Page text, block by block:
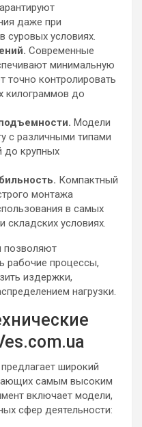
даже при
суровых условиях.
Современные
минимальную
точно контролировать
килограммов до
Модели
с различными типами
до крупных
Компактный
монтажа
в самых
складских условиях.
позволяют
рабочие процессы,
издержки,
нагрузки.
широкий
самым высоким
включает модели,
сфер деятельности: